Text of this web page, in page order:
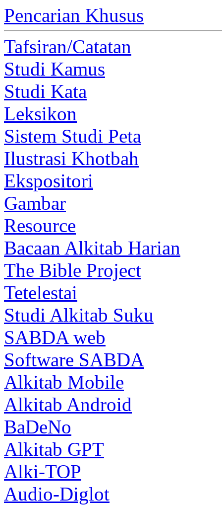
Pencarian Khusus
Tafsiran/Catatan
Studi Kamus
Studi Kata
Leksikon
Sistem Studi Peta
Ilustrasi Khotbah
Ekspositori
Gambar
Resource
Bacaan Alkitab Harian
The Bible Project
Tetelestai
Studi Alkitab Suku
SABDA web
Software SABDA
Alkitab Mobile
Alkitab Android
BaDeNo
Alkitab GPT
Alki-TOP
Audio-Diglot